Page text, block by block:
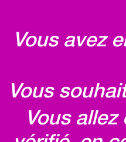
Vous avez
Vous
Vous